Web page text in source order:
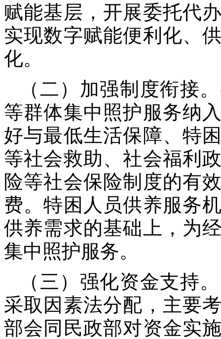
赋能基层，开展委托代
实现数字赋能便利化、
化。
（二）加强制度衔接
等群体集中照护服务纳
好与最低生活保障、特
等社会救助、社会福利
险等社会保险制度的有
费。特困人员供养服务
供养需求的基础上，为
集中照护服务。
（三）强化资金支持
采取因素法分配，主要
部会同民政部对资金实